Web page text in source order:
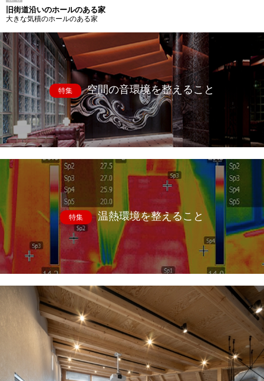
旧街道沿いのホールのある家
大きな気積のホールのある家
特集 空間の音環境を整えること
特集 温熱環境を整えること